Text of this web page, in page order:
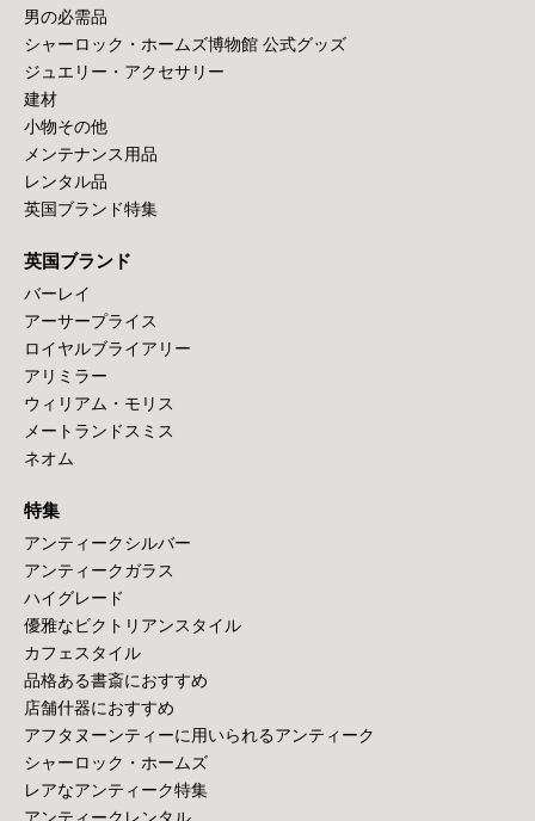
男の必需品
シャーロック・ホームズ博物館 公式グッズ
ジュエリー・アクセサリー
建材
小物その他
メンテナンス用品
レンタル品
英国ブランド特集
英国ブランド
バーレイ
アーサープライス
ロイヤルブライアリー
アリミラー
ウィリアム・モリス
メートランドスミス
ネオム
特集
アンティークシルバー
アンティークガラス
ハイグレード
優雅なビクトリアンスタイル
カフェスタイル
品格ある書斎におすすめ
店舗什器におすすめ
アフタヌーンティーに用いられるアンティーク
シャーロック・ホームズ
レアなアンティーク特集
アンティークレンタル